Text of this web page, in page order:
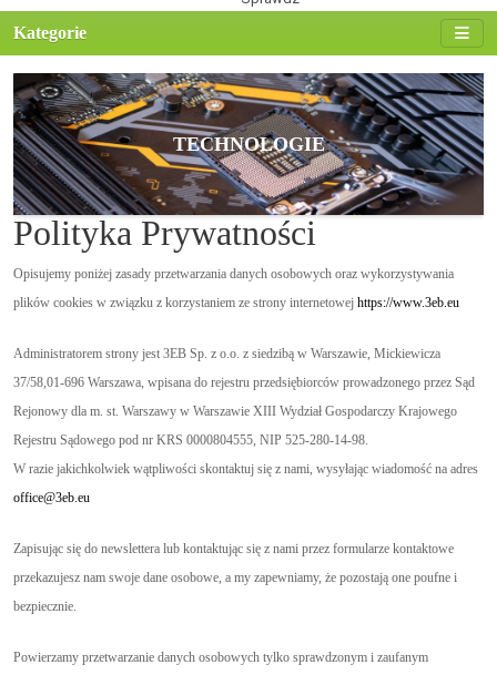
Kategorie
TECHNOLOGIE
Polityka Prywatności
Opisujemy poniżej zasady przetwarzania danych osobowych oraz wykorzystywania
plików cookies w związku z korzystaniem ze strony internetowej https://www.3eb.eu
Administratorem strony jest 3EB Sp. z o.o. z siedzibą w Warszawie, Mickiewicza
37/58,01-696 Warszawa, wpisana do rejestru przedsiębiorców prowadzonego przez Sąd
Rejonowy dla m. st. Warszawy w Warszawie XIII Wydział Gospodarczy Krajowego
Rejestru Sądowego pod nr KRS 0000804555, NIP 525-280-14-98.
W razie jakichkolwiek wątpliwości skontaktuj się z nami, wysyłając wiadomość na adres
office@3eb.eu
Zapisując się do newslettera lub kontaktując się z nami przez formularze kontaktowe
przekazujesz nam swoje dane osobowe, a my zapewniamy, że pozostają one poufne i
bezpiecznie.
Powierzamy przetwarzanie danych osobowych tylko sprawdzonym i zaufanym